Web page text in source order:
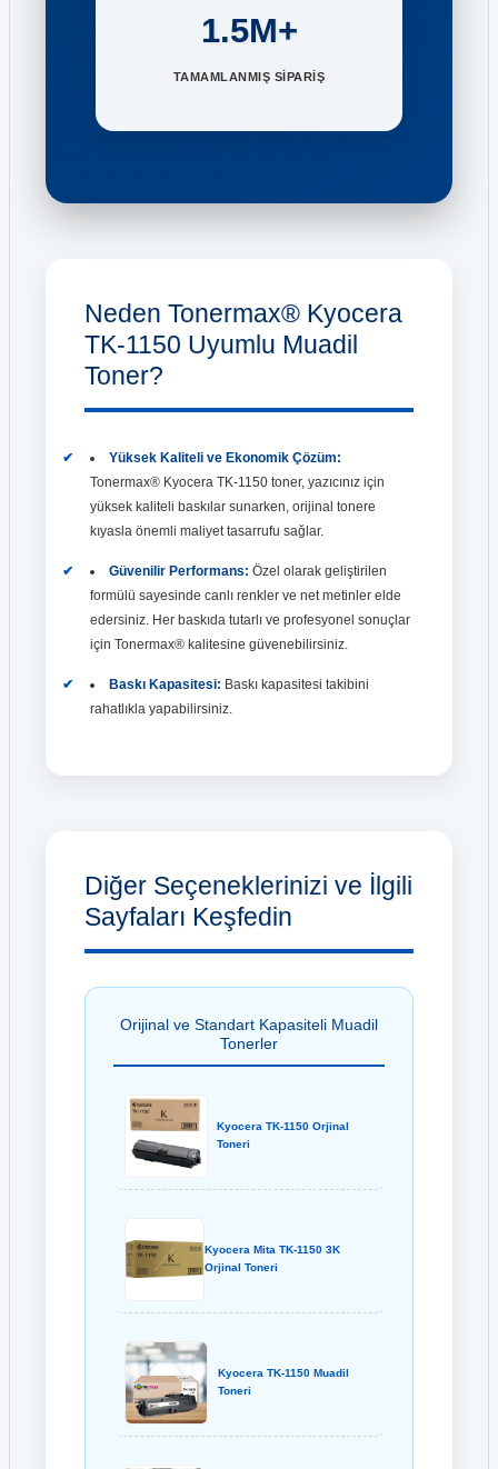
1.5M+
TAMAMLANMIŞ SİPARİŞ
Neden Tonermax® Kyocera
TK-1150 Uyumlu Muadil
Toner?
Yüksek Kaliteli ve Ekonomik Çözüm:
Tonermax® Kyocera TK-1150 toner, yazıcınız için
yüksek kaliteli baskılar sunarken, orijinal tonere
kıyasla önemli maliyet tasarrufu sağlar.
Güvenilir Performans: Özel olarak geliştirilen
formülü sayesinde canlı renkler ve net metinler elde
edersiniz. Her baskıda tutarlı ve profesyonel sonuçlar
için Tonermax® kalitesine güvenebilirsiniz.
Baskı Kapasitesi: Baskı kapasitesi takibini
rahatlıkla yapabilirsiniz.
Diğer Seçeneklerinizi ve İlgili
Sayfaları Keşfedin
Orijinal ve Standart Kapasiteli Muadil
Tonerler
Kyocera TK-1150 Orjinal
Toneri
Kyocera Mita TK-1150 3K
Orjinal Toneri
Kyocera TK-1150 Muadil
Toneri